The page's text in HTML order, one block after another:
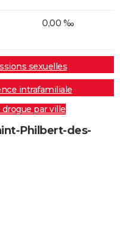
0,00 ‰
sexuelles
intrafamiliale
par ville
Philbert-des-